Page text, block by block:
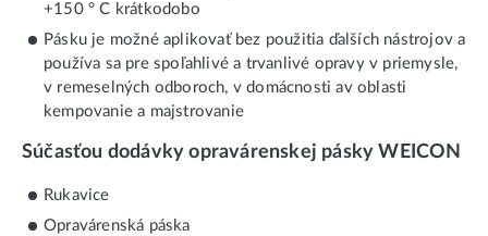
+150 ° C krátkodobo
Pásku je možné aplikovať bez použitia ďalších nástrojov a
používa sa pre spoľahlivé a trvanlivé opravy v priemysle,
v remeselných odboroch, v domácnosti av oblasti
kempovanie a majstrovanie
Súčasťou dodávky opravárenskej pásky WEICON
Rukavice
Opravárenská páska